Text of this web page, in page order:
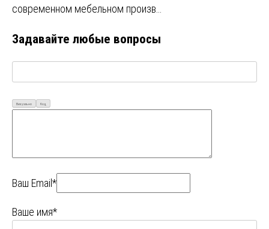
современном мебельном произв…
Задавайте любые вопросы
Визуально Код
Ваш Email*
Ваше имя*